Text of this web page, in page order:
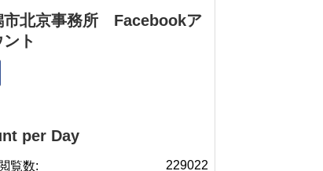
市北京事務所 Facebookア
ト
per Day
229022
覧数: